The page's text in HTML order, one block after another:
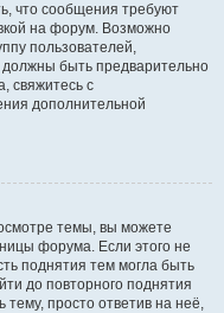
что сообщения требуют
на форум. Возможно
пользователей,
быть предварительно
свяжитесь с
дополнительной
темы, вы можете
форума. Если этого не
поднятия тем могла быть
до повторного поднятия
просто ответив на неё,